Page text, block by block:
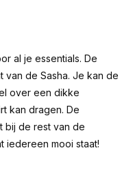
al je essentials. De
van de Sasha. Je kan de
over een dikke
kan dragen. De
bij de rest van de
iedereen mooi staat!